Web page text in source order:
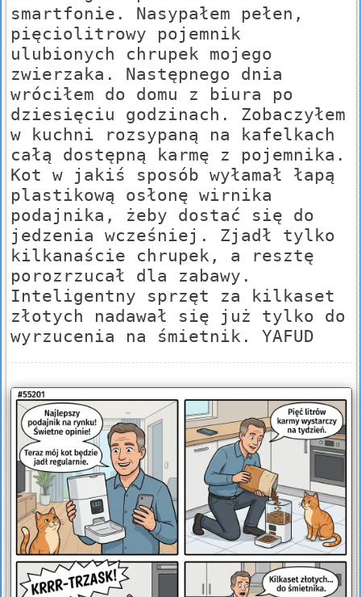
smartfonie. Nasypałem pełen,
pięciolitrowy pojemnik
ulubionych chrupek mojego
zwierzaka. Następnego dnia
wróciłem do domu z biura po
dziesięciu godzinach. Zobaczyłem
w kuchni rozsypaną na kafelkach
całą dostępną karmę z pojemnika.
Kot w jakiś sposób wyłamał łapą
plastikową osłonę wirnika
podajnika, żeby dostać się do
jedzenia wcześniej. Zjadł tylko
kilkanaście chrupek, a resztę
porozrzucał dla zabawy.
Inteligentny sprzęt za kilkaset
złotych nadawał się już tylko do
wyrzucenia na śmietnik. YAFUD